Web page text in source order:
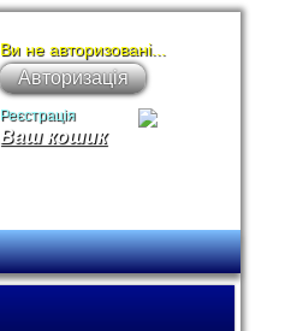
Ваш кошик
Ви не авторизовані...
Авторизація
Реєстрація